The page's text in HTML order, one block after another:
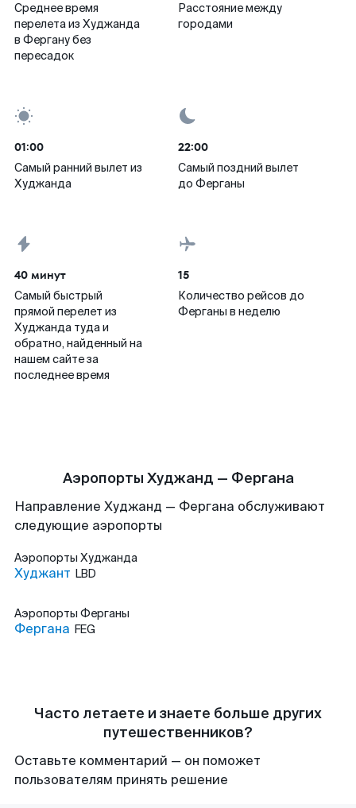
Среднее время
перелета из Худжанда
в Фергану без
пересадок
Расстояние между
городами
01:00
Самый ранний вылет из
Худжанда
22:00
Самый поздний вылет
до Ферганы
40 минут
Самый быстрый
прямой перелет из
Худжанда туда и
обратно, найденный на
нашем сайте за
последнее время
15
Количество рейсов до
Ферганы в неделю
Аэропорты Худжанд — Фергана
Направление Худжанд — Фергана обслуживают
следующие аэропорты
Аэропорты Худжанда
Худжант LBD
Аэропорты Ферганы
Фергана FEG
Часто летаете и знаете больше других
путешественников?
Оставьте комментарий — он поможет
пользователям принять решение